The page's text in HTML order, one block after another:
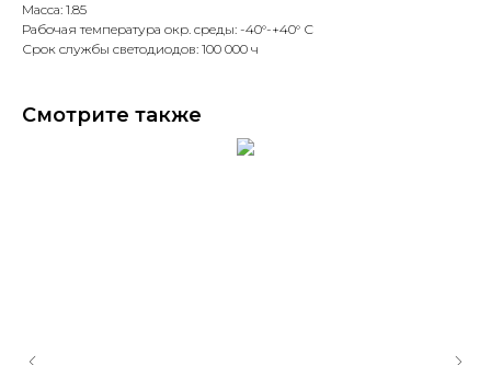
Масса: 1.85
Рабочая температура окр. среды: -40°-+40° С
Срок службы светодиодов: 100 000 ч
Смотрите также